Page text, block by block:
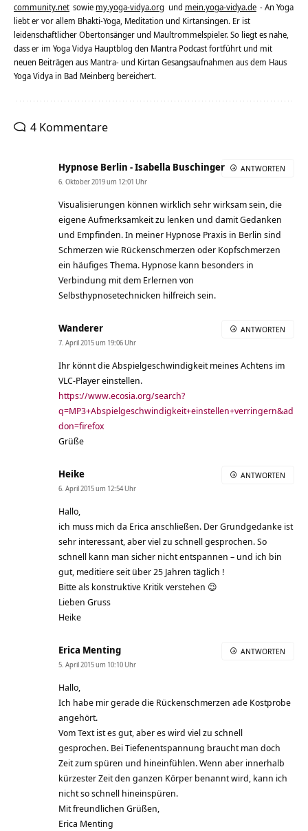
community.net sowie my.yoga-vidya.org und mein.yoga-vidya.de - An Yoga
liebt er vor allem Bhakti-Yoga, Meditation und Kirtansingen. Er ist
leidenschaftlicher Obertonsänger und Maultrommelspieler. So liegt es nahe,
dass er im Yoga Vidya Hauptblog den Mantra Podcast fortführt und mit
neuen Beiträgen aus Mantra- und Kirtan Gesangsaufnahmen aus dem Haus
Yoga Vidya in Bad Meinberg bereichert.
4 Kommentare
Hypnose Berlin - Isabella Buschinger
6. Oktober 2019 um 12:01 Uhr
Visualisierungen können wirklich sehr wirksam sein, die
eigene Aufmerksamkeit zu lenken und damit Gedanken
und Empfinden. In meiner Hypnose Praxis in Berlin sind
Schmerzen wie Rückenschmerzen oder Kopfschmerzen
ein häufiges Thema. Hypnose kann besonders in
Verbindung mit dem Erlernen von
Selbsthypnosetechnicken hilfreich sein.
ANTWORTEN
Wanderer
7. April 2015 um 19:06 Uhr
Ihr könnt die Abspielgeschwindigkeit meines Achtens im
VLC-Player einstellen.
https://www.ecosia.org/search?
q=MP3+Abspielgeschwindigkeit+einstellen+verringern&ad
don=firefox
Grüße
ANTWORTEN
Heike
6. April 2015 um 12:54 Uhr
Hallo,
ich muss mich da Erica anschließen. Der Grundgedanke ist
sehr interessant, aber viel zu schnell gesprochen. So
schnell kann man sicher nicht entspannen – und ich bin
gut, meditiere seit über 25 Jahren täglich !
Bitte als konstruktive Kritik verstehen 😉
Lieben Gruss
Heike
ANTWORTEN
Erica Menting
5. April 2015 um 10:10 Uhr
Hallo,
Ich habe mir gerade die Rückenschmerzen ade Kostprobe
angehört.
Vom Text ist es gut, aber es wird viel zu schnell
gesprochen. Bei Tiefenentspannung braucht man doch
Zeit zum spüren und hineinfühlen. Wenn aber innerhalb
kürzester Zeit den ganzen Körper benannt wird, kann ich
nicht so schnell hineinspüren.
Mit freundlichen Grüßen,
Erica Menting
ANTWORTEN